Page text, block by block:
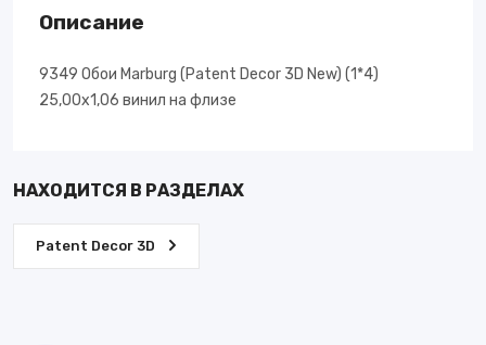
Описание
9349 Обои Marburg (Patent Decor 3D New) (1*4)
25,00х1,06 винил на флизе
НАХОДИТСЯ В РАЗДЕЛАХ
Patent Decor 3D